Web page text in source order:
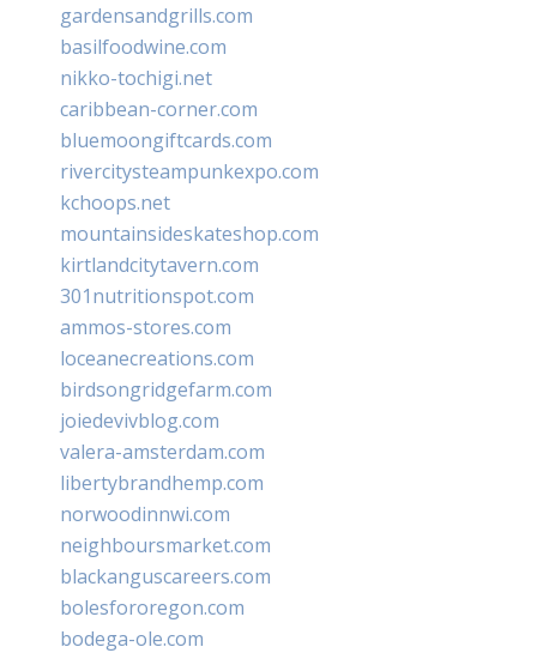
gardensandgrills.com
basilfoodwine.com
nikko-tochigi.net
caribbean-corner.com
bluemoongiftcards.com
rivercitysteampunkexpo.com
kchoops.net
mountainsideskateshop.com
kirtlandcitytavern.com
301nutritionspot.com
ammos-stores.com
loceanecreations.com
birdsongridgefarm.com
joiedevivblog.com
valera-amsterdam.com
libertybrandhemp.com
norwoodinnwi.com
neighboursmarket.com
blackanguscareers.com
bolesfororegon.com
bodega-ole.com